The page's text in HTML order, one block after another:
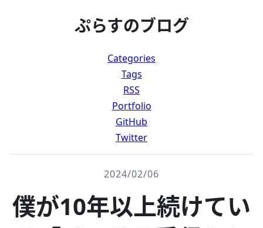
ぷらすのブログ
Categories
Tags
RSS
Portfolio
GitHub
Twitter
2024/02/06
僕が10年以上続けてい